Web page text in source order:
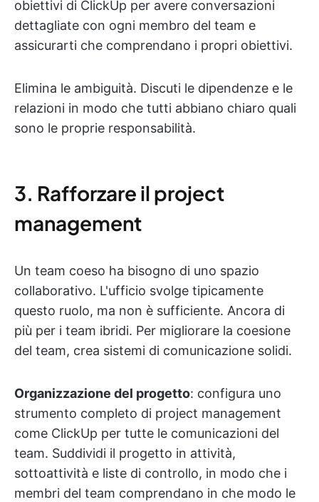
obiettivi di ClickUp per avere conversazioni
dettagliate con ogni membro del team e
assicurarti che comprendano i propri obiettivi.
Elimina le ambiguità. Discuti le dipendenze e le
relazioni in modo che tutti abbiano chiaro quali
sono le proprie responsabilità.
3. Rafforzare il project
management
Un team coeso ha bisogno di uno spazio
collaborativo. L'ufficio svolge tipicamente
questo ruolo, ma non è sufficiente. Ancora di
più per i team ibridi. Per migliorare la coesione
del team, crea sistemi di comunicazione solidi.
Organizzazione del progetto: configura uno
strumento completo di project management
come ClickUp per tutte le comunicazioni del
team. Suddividi il progetto in attività,
sottoattività e liste di controllo, in modo che i
membri del team comprendano in che modo le